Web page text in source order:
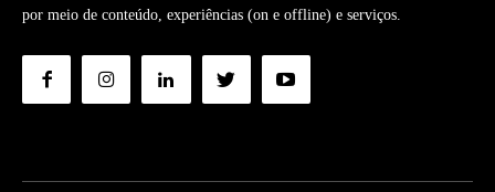
por meio de conteúdo, experiências (on e offline) e serviços.